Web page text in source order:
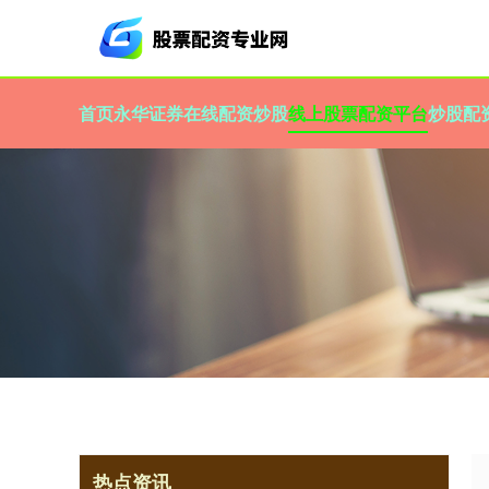
首页永华证券在线配资炒股线上股票配资平台炒股配
热点资讯